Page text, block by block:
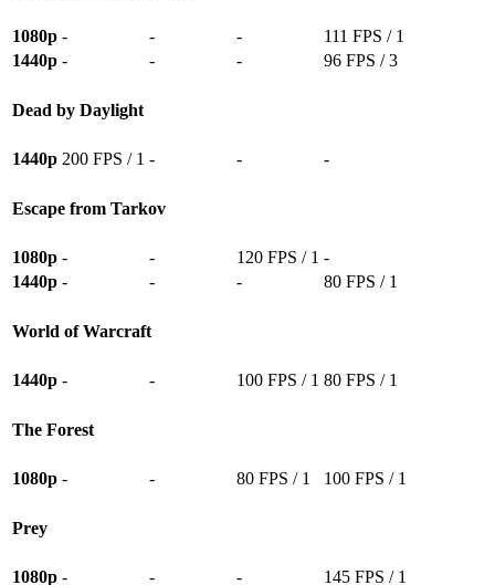
1080p - - -
111 FPS / 1
1440p - - - 96 FPS / 3
Dead by Daylight
1440p 200 FPS / 1 - - -
Escape from Tarkov
1080p - - 120 FPS / 1 -
1440p - - - 80 FPS / 1
World of Warcraft
1440p - - 100 FPS / 1 80 FPS / 1
The Forest
1080p - - 80 FPS / 1 100 FPS / 1
Prey
1080p - - - 145 FPS / 1